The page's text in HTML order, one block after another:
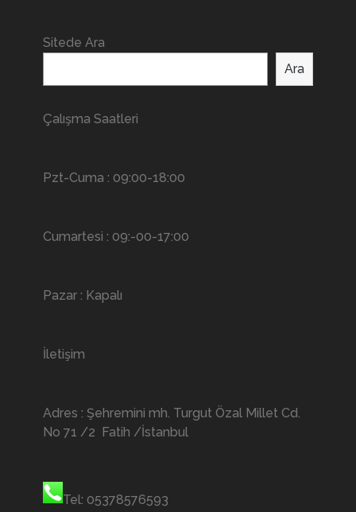
Sitede Ara
Ara
Çalışma Saatleri
Pzt-Cuma : 09:00-18:00
Cumartesi : 09:-00-17:00
Pazar : Kapalı
İletişim
Adres : Şehremini mh. Turgut Özal Millet Cd.
No 71 /2 Fatih /İstanbul
Tel: 05378576593